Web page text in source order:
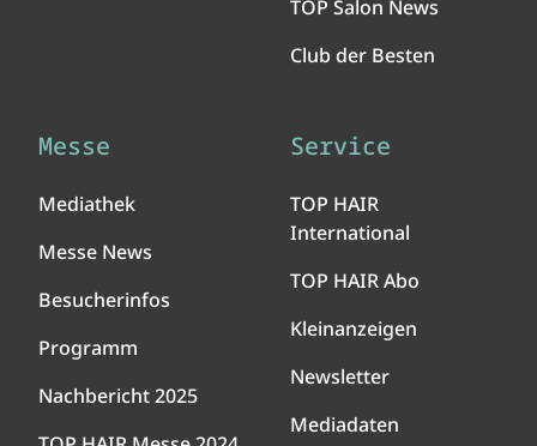
TOP Salon News
Club der Besten
Messe
Mediathek
Messe News
Besucherinfos
Programm
Nachbericht 2025
Service
TOP HAIR
International
TOP HAIR Abo
Kleinanzeigen
Newsletter
Mediadaten